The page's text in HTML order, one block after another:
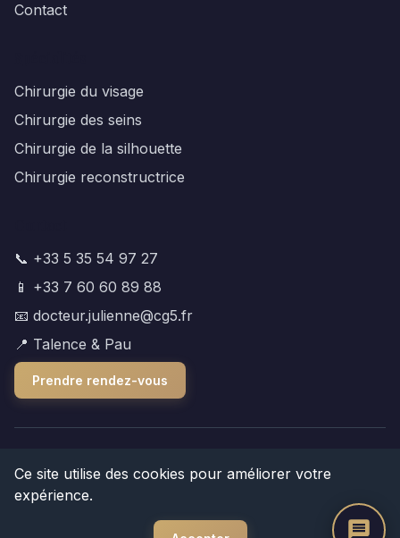
Contact
Chirurgie du visage
Chirurgie des seins
Chirurgie de la silhouette
Chirurgie reconstructrice
📞 +33 5 35 54 97 27
📱 +33 7 60 60 89 88
📧 docteur.julienne@cg5.fr
📍 Talence & Pau
Prendre rendez-vous
© 2025 Dr Antoine Julienne. Tous droits réservés.
Mentions légales
site
Ce site utilise des cookies pour améliorer votre
expérience.